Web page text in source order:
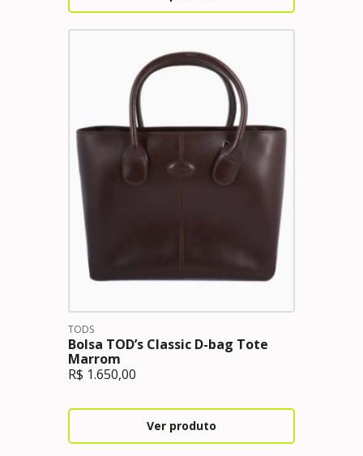
TODS
Bolsa TOD’s Classic D-bag Tote
Marrom
R$ 1.650,00
Ver produto